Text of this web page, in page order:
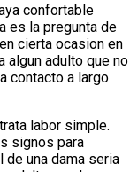
confortable
es la pregunta de
cierta ocasion en
algun adulto que no
contacto a largo
labor simple.
signos para
de una dama seri­a